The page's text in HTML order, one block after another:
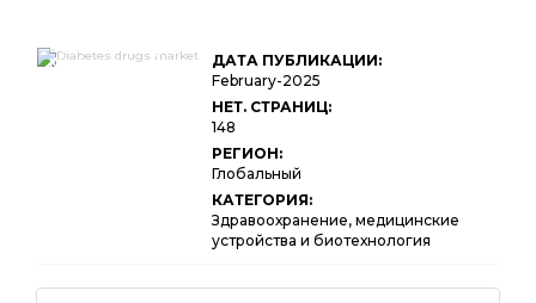
Diabetes Drugs
Market Size,
ДАТА ПУБЛИКАЦИИ:
February-2025
НЕТ. СТРАНИЦ:
148
РЕГИОН:
Глобальный
КАТЕГОРИЯ:
Здравоохранение, медицинские
устройства и биотехнология